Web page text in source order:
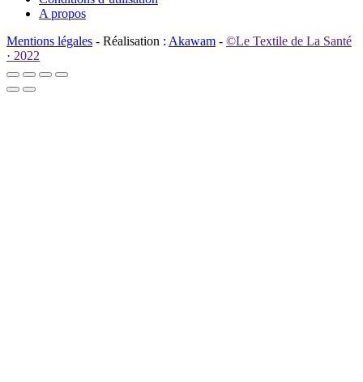
A propos
Mentions légales - Réalisation : Akawam - ©Le Textile de La Santé
· 2022